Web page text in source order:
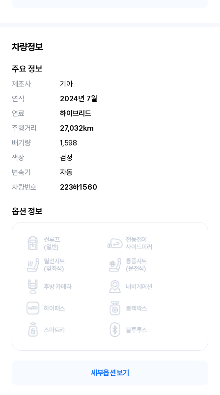
차량정보
주요 정보
제조사
기아
연식
2024년 7월
연료
하이브리드
주행거리
27,032km
배기량
1,598
색상
검정
변속기
자동
차량번호
223하1560
옵션 정보
썬루프
(일반)
전동접이
사이드미러
열선시트
(앞좌석)
통풍시트
(운전석)
후방 카메라 내비게이션
하이패스 블랙박스
스마트키 블루투스
세부옵션 보기